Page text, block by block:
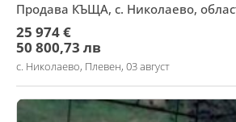
Продава КЪЩА, с. Николаево,
25 974 €
50 800,73 лв
с. Николаево, Плевен, 03 август